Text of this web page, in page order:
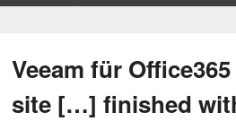
Veeam für
site […] finished